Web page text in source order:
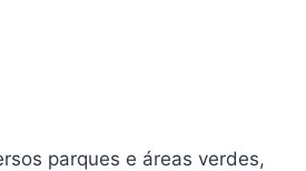
parques e áreas verdes,